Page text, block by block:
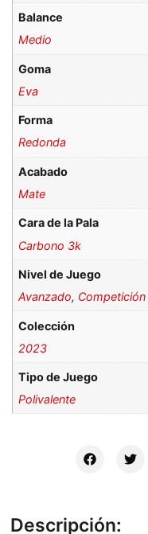
Balance
Medio
Goma
Eva
Forma
Redonda
Acabado
Mate
Cara de la Pala
Carbono 3k
Nivel de Juego
Avanzado, Competición
Colección
2023
Tipo de Juego
Polivalente
Descripción: